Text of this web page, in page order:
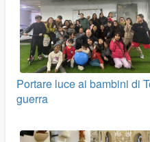
Portare luce ai bambini di
guerra